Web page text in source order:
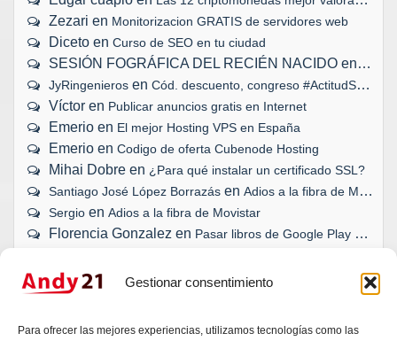
Gestionar consentimiento
Para ofrecer las mejores experiencias, utilizamos tecnologías como las
Zezari en Monitorizacion GRATIS de servidores web
Diceto en Curso de SEO en tu ciudad
SESIÓN FOGRÁFICA DEL RECIÉN NACIDO en
JyRingenieros en Cód. descuento, congreso #ActitudSocial
Víctor en Publicar anuncios gratis en Internet
Emerio en El mejor Hosting VPS en España
Emerio en Codigo de oferta Cubenode Hosting
Mihai Dobre en ¿Para qué instalar un certificado SSL?
Santiago José López Borrazás en Adios a la fibra de Movistar
Sergio en Adios a la fibra de Movistar
Florencia Gonzalez en Pasar libros de Google Play a eBook